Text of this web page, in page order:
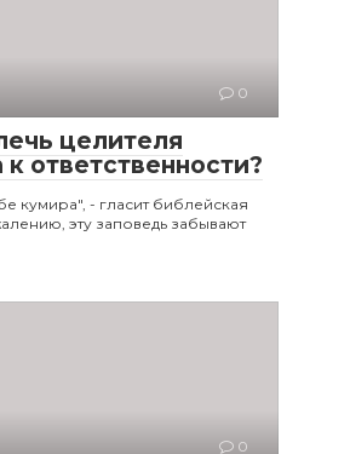
0
целителя
ответственности?
кумира", - гласит библейская
эту заповедь забывают
0